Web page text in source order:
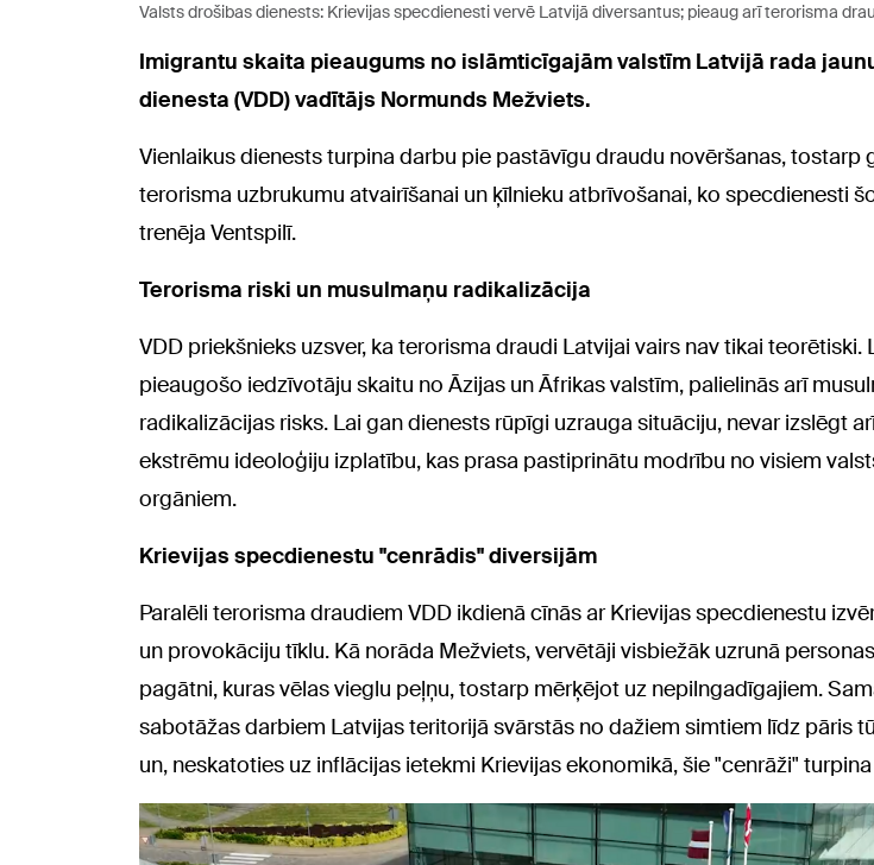
Valsts drošibas dienests: Krievijas specdienesti vervē Latvijā diversantus; pieaug arī terorisma
Imigrantu skaita pieaugums no islāmticīgajām valstīm Latvijā rada
dienesta (VDD) vadītājs Normunds Mežviets.
Vienlaikus dienests turpina darbu pie pastāvīgu draudu novēršanas, tostarp
terorisma uzbrukumu atvairīšanai un ķīlnieku atbrīvošanai, ko specdienesti
trenēja Ventspilī.
Terorisma riski un musulmaņu radikalizācija
VDD priekšnieks uzsver, ka terorisma draudi Latvijai vairs nav tikai teorētiski.
pieaugošo iedzīvotāju skaitu no Āzijas un Āfrikas valstīm, palielinās arī
radikalizācijas risks. Lai gan dienests rūpīgi uzrauga situāciju, nevar izslēgt
ekstrēmu ideoloģiju izplatību, kas prasa pastiprinātu modrību no visiem
orgāniem.
Krievijas specdienestu "cenrādis" diversijām
Paralēli terorisma draudiem VDD ikdienā cīnās ar Krievijas specdienestu
un provokāciju tīklu. Kā norāda Mežviets, vervētāji visbiežāk uzrunā
pagātni, kuras vēlas vieglu peļņu, tostarp mērķējot uz nepilngadīgajiem.
sabotāžas darbiem Latvijas teritorijā svārstās no dažiem simtiem līdz pāris
un, neskatoties uz inflācijas ietekmi Krievijas ekonomikā, šie "cenrāži"